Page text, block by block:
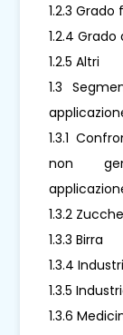
1.2.3
1.2.4
1.2.5 Altri
1.3
1.3.1
non
1.3.2
1.3.3 Birra
1.3.4
1.3.5
1.3.6